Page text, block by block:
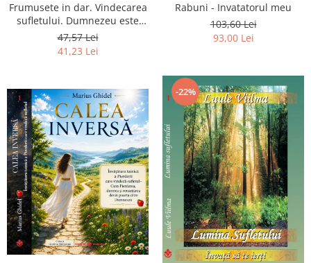
Frumusete in dar. Vindecarea
sufletului. Dumnezeu este
chiar dragostea ta. Editia a 2-
a
47,57 Lei
41,23 Lei
Rabuni - Invatatorul meu
103,60 Lei
93,00 Lei
-22%